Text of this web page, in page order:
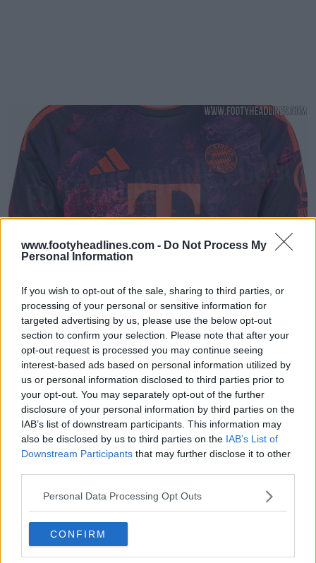
www.footyheadlines.com - Do Not Process My
Personal Information
If you wish to opt-out of the sale, sharing to third parties, or
processing of your personal or sensitive information for
targeted advertising by us, please use the below opt-out
section to confirm your selection. Please note that after your
opt-out request is processed you may continue seeing
interest-based ads based on personal information utilized by
us or personal information disclosed to third parties prior to
your opt-out. You may separately opt-out of the further
disclosure of your personal information by third parties on the
IAB’s list of downstream participants. This information may
also be disclosed by us to third parties on the IAB’s List of
Downstream Participants that may further disclose it to other
Personal Data Processing Opt Outs
CONFIRM
26-27 – Photos officielles
FUITE 78 46 0 100.3K 33m
Fuite d'images du maillot pre-match du FC
Barcelone pour la saison 26-27
FUITE 5 2 0 617